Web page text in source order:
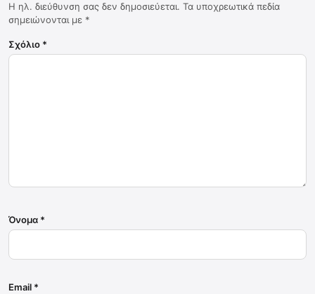
Η ηλ. διεύθυνση σας δεν δημοσιεύεται. Τα υποχρεωτικά πεδία
σημειώνονται με *
Σχόλιο *
Όνομα *
Email *